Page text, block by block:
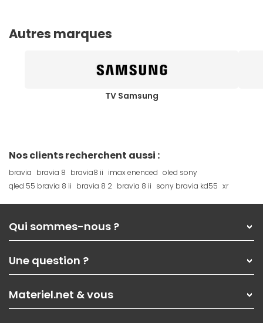
Autres marques
TV Samsung
Nos clients recherchent aussi :
bravia bravia 8 bravia8 ii imax enenced oled sony
qled 55 bravia 8 ii bravia 8 2 bravia 8 ii sony bravia kd55 xr
Qui sommes-nous ?
Nos services
Les magasins Materiel.net
Nos solutions pour les pros
Contactez-nous
Une question ?
Paiement, livraison
Garanties,Pack Zen
Materiel.net & vous